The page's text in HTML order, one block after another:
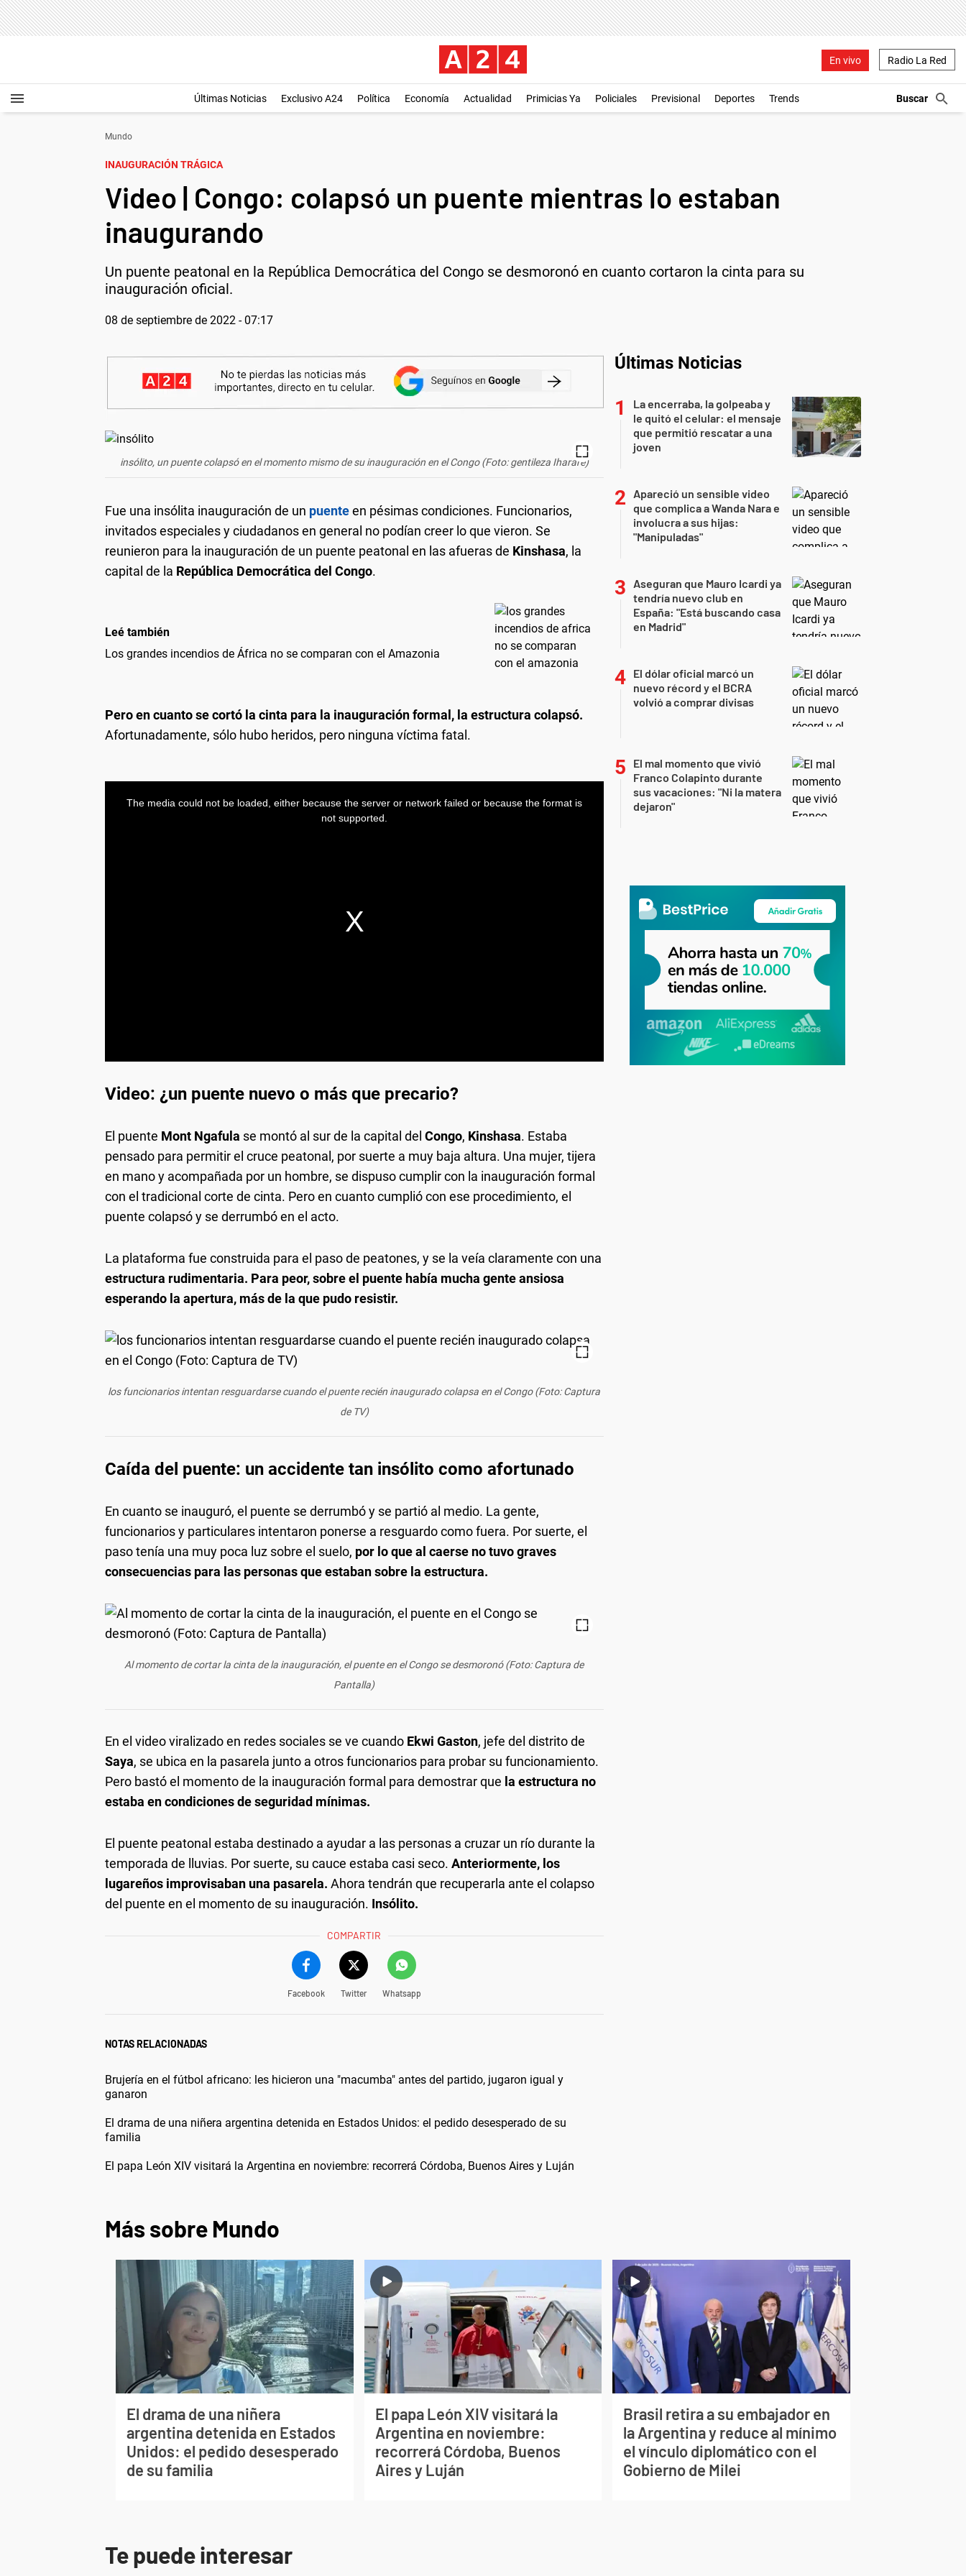
En vivo Radio La Red
Últimas Noticias Exclusivo A24 Política Economía Actualidad Primicias Ya Policiales Previsional Deportes Trends
Mundo
INAUGURACIÓN TRÁGICA
Video | Congo: colapsó un puente mientras lo estaban
inaugurando
Un puente peatonal en la República Democrática del Congo se desmoronó en cuanto cortaron la cinta para su
inauguración oficial.
08 de septiembre de 2022 - 07:17
insólito, un puente colapsó en el momento mismo de su inauguración en el Congo (Foto: gentileza Iharare)
Fue una insólita inauguración de un puenteen pésimas condiciones. Funcionarios,
invitados especiales y ciudadanos en general no podían creer lo que vieron. Se
reunieron para la inauguración de un puente peatonal en las afueras de Kinshasa, la
capital de la República Democrática del Congo.
Leé también
Los grandes incendios de África no se comparan con el Amazonia
Pero en cuanto se cortó la cinta para la inauguración formal, la estructura colapsó.
Afortunadamente, sólo hubo heridos, pero ninguna víctima fatal.
Video: ¿un puente nuevo o más que precario?
El puente Mont Ngafula se montó al sur de la capital del Congo, Kinshasa. Estaba
pensado para permitir el cruce peatonal, por suerte a muy baja altura. Una mujer, tijera
en mano y acompañada por un hombre, se dispuso cumplir con la inauguración formal
con el tradicional corte de cinta. Pero en cuanto cumplió con ese procedimiento, el
puente colapsó y se derrumbó en el acto.
La plataforma fue construida para el paso de peatones, y se la veía claramente con una
estructura rudimentaria. Para peor, sobre el puente había mucha gente ansiosa
esperando la apertura, más de la que pudo resistir.
los funcionarios intentan resguardarse cuando el puente recién inaugurado colapsa en el Congo (Foto: Captura
de TV)
Caída del puente: un accidente tan insólito como afortunado
En cuanto se inauguró, el puente se derrumbó y se partió al medio. La gente,
funcionarios y particulares intentaron ponerse a resguardo como fuera. Por suerte, el
paso tenía una muy poca luz sobre el suelo, por lo que al caerse no tuvo graves
consecuencias para las personas que estaban sobre la estructura.
Al momento de cortar la cinta de la inauguración, el puente en el Congo se desmoronó (Foto: Captura de
Pantalla)
En el video viralizado en redes sociales se ve cuando Ekwi Gaston, jefe del distrito de
Saya, se ubica en la pasarela junto a otros funcionarios para probar su funcionamiento.
Pero bastó el momento de la inauguración formal para demostrar que la estructura no
estaba en condiciones de seguridad mínimas.
El puente peatonal estaba destinado a ayudar a las personas a cruzar un río durante la
temporada de lluvias. Por suerte, su cauce estaba casi seco. Anteriormente, los
lugareños improvisaban una pasarela. Ahora tendrán que recuperarla ante el colapso
del puente en el momento de su inauguración. Insólito.
COMPARTIR
Facebook Twitter Whatsapp
NOTAS RELACIONADAS
Brujería en el fútbol africano: les hicieron una "macumba" antes del partido, jugaron igual y
ganaron
El drama de una niñera argentina detenida en Estados Unidos: el pedido desesperado de su
familia
El papa León XIV visitará la Argentina en noviembre: recorrerá Córdoba, Buenos Aires y Luján
Últimas Noticias
La encerraba, la golpeaba y
le quitó el celular: el mensaje
que permitió rescatar a una
joven
Apareció un sensible video
que complica a Wanda Nara e
involucra a sus hijas:
"Manipuladas"
Aseguran que Mauro Icardi ya
tendría nuevo club en
España: "Está buscando casa
en Madrid"
El dólar oficial marcó un
nuevo récord y el BCRA
volvió a comprar divisas
El mal momento que vivió
Franco Colapinto durante
sus vacaciones: "Ni la matera
dejaron"
Más sobre Mundo
El drama de una niñera
argentina detenida en Estados
Unidos: el pedido desesperado
de su familia
El papa León XIV visitará la
Argentina en noviembre:
recorrerá Córdoba, Buenos
Aires y Luján
Brasil retira a su embajador en
la Argentina y reduce al mínimo
el vínculo diplomático con el
Gobierno de Milei
Te puede interesar